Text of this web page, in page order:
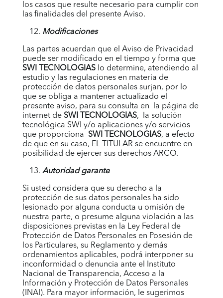
los casos que resulte necesario para cumplir con
las finalidades del presente Aviso.
Modificaciones
Las partes acuerdan que el Aviso de Privacidad
puede ser modificado en el tiempo y forma que
SWI TECNOLOGIASlo determine, atendiendo al
estudio y las regulaciones en materia de
protección de datos personales surjan, por lo
que se obliga a mantener actualizado el
presente aviso, para su consulta en la página de
internet de SWI TECNOLOGIAS, la solución
tecnológica SWI y/o aplicaciones y/o servicios
que proporciona SWI TECNOLOGIAS, a efecto
de que en su caso, EL TITULAR se encuentre en
posibilidad de ejercer sus derechos ARCO.
Autoridad garante
Si usted considera que su derecho a la
protección de sus datos personales ha sido
lesionado por alguna conducta u omisión de
nuestra parte, o presume alguna violación a las
disposiciones previstas en la Ley Federal de
Protección de Datos Personales en Posesión de
los Particulares, su Reglamento y demás
ordenamientos aplicables, podrá interponer su
inconformidad o denuncia ante el Instituto
Nacional de Transparencia, Acceso a la
Información y Protección de Datos Personales
(INAI). Para mayor información, le sugerimos